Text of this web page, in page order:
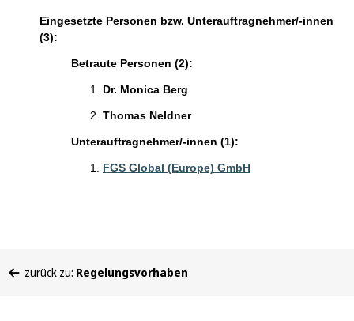
Eingesetzte Personen bzw. Unterauftragnehmer/-innen
(3):
Betraute Personen (2):
Dr. Monica Berg
Thomas Neldner
Unterauftragnehmer/-innen (1):
FGS Global (Europe) GmbH
befinden
zurück zu: Regelungsvorhaben